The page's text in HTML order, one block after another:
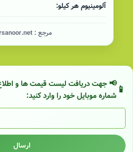
آلومینیوم هر کیلو:
مرجع :
📢 جهت دریافت لیست قیمت ها و
شماره موبایل خود را وارد کنید:
ارسال